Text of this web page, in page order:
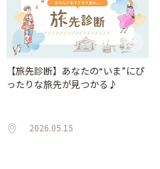
【旅先診断】あなたの“いま”にぴ
ったりな旅先が見つかる♪
2026.05.15